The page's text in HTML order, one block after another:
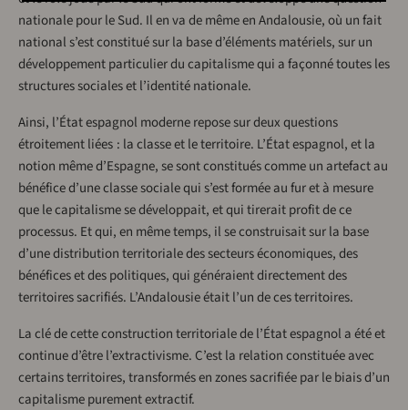
nationale pour le Sud. Il en va de même en Andalousie, où un fait
national s’est constitué sur la base d’éléments matériels, sur un
développement particulier du capitalisme qui a façonné toutes les
structures sociales et l’identité nationale.
Ainsi, l’État espagnol moderne repose sur deux questions
étroitement liées : la classe et le territoire. L’État espagnol, et la
notion même d’Espagne, se sont constitués comme un artefact au
bénéfice d’une classe sociale qui s’est formée au fur et à mesure
que le capitalisme se développait, et qui tirerait profit de ce
processus. Et qui, en même temps, il se construisait sur la base
d’une distribution territoriale des secteurs économiques, des
bénéfices et des politiques, qui généraient directement des
territoires sacrifiés. L’Andalousie était l’un de ces territoires.
La clé de cette construction territoriale de l’État espagnol a été et
continue d’être l’extractivisme. C’est la relation constituée avec
certains territoires, transformés en zones sacrifiée par le biais d’un
capitalisme purement extractif.